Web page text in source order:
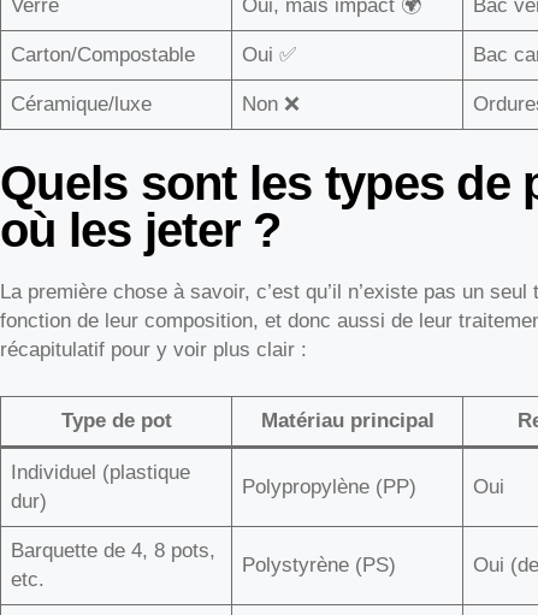
Verre Oui, mais impact 🌍 Bac
Carton/Compostable Oui ✅ Bac
Céramique/luxe Non ❌
Quels sont les types de
où les jeter ?
La première chose à savoir, c’est qu’il n’existe pas un
fonction de leur composition, et donc aussi de leur
récapitulatif pour y voir plus clair :
Type de pot Matériau principal
Individuel (plastique
dur)
Polypropylène (PP) Oui
Barquette de 4, 8 pots,
etc.
Polystyrène (PS) Oui